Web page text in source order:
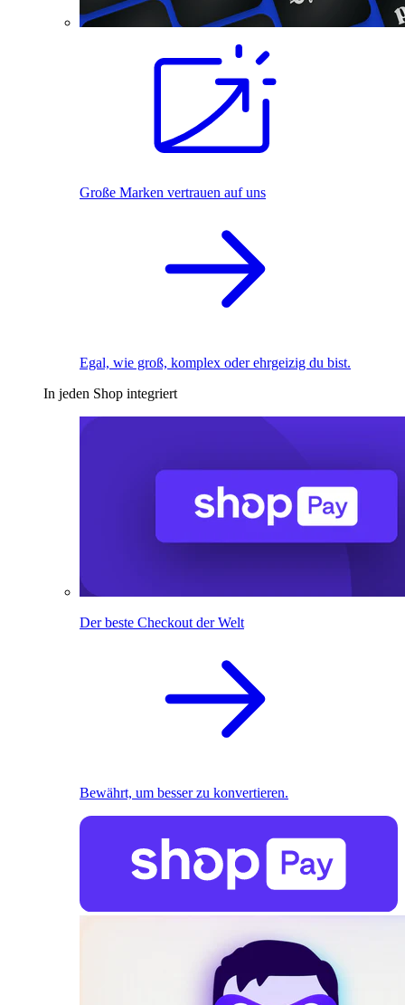
Große Marken vertrauen auf uns
Egal, wie groß, komplex oder ehrgeizig du bist.
In jeden Shop integriert
Der beste Checkout der Welt
Bewährt, um besser zu konvertieren.